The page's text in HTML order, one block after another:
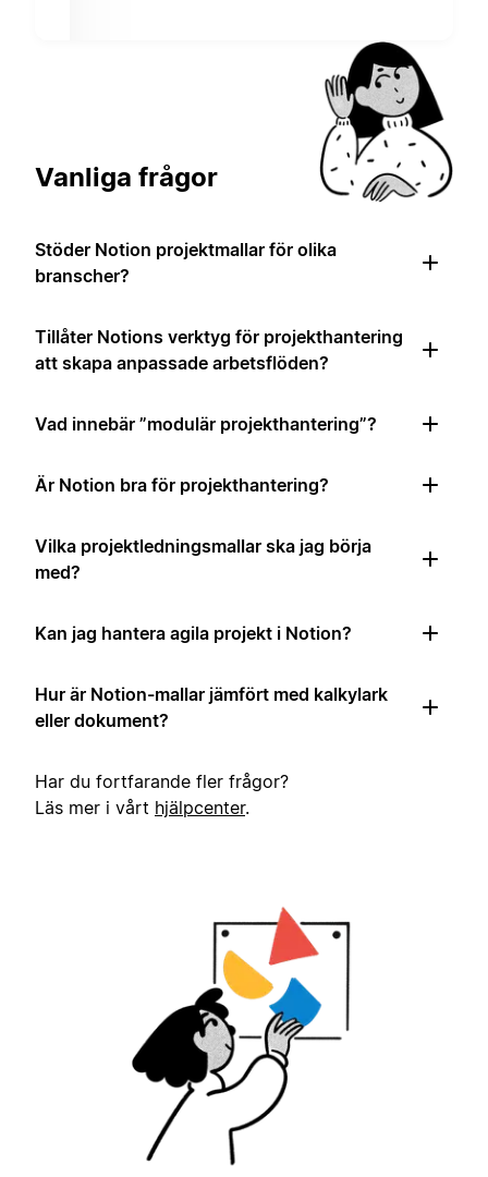
Vanliga frågor
Stöder Notion projektmallar för olika
branscher?
Tillåter Notions verktyg för projekthantering
att skapa anpassade arbetsflöden?
Vad innebär ”modulär projekthantering”?
Är Notion bra för projekthantering?
Vilka projektledningsmallar ska jag börja
med?
Kan jag hantera agila projekt i Notion?
Hur är Notion-mallar jämfört med kalkylark
eller dokument?
Har du fortfarande fler frågor?
Läs mer i vårt hjälpcenter.